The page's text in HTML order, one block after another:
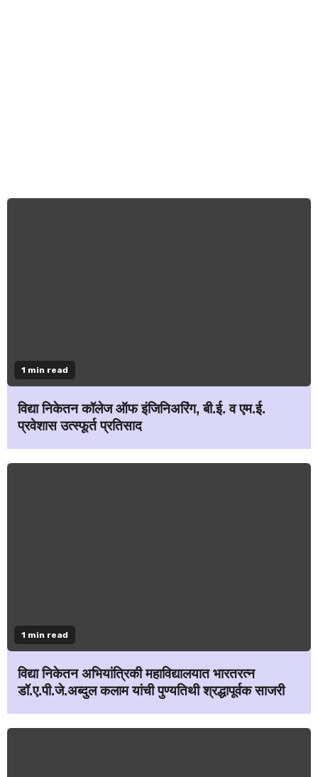
1 min read
विद्या निकेतन कॉलेज ऑफ इंजिनिअरिंग, बी.ई. व एम.ई.
प्रवेशास उत्स्फूर्त प्रतिसाद
1 min read
विद्या निकेतन अभियांत्रिकी महाविद्यालयात भारतरत्न
डॉ.ए.पी.जे.अब्दुल कलाम यांची पुण्यतिथी श्रद्धापूर्वक साजरी